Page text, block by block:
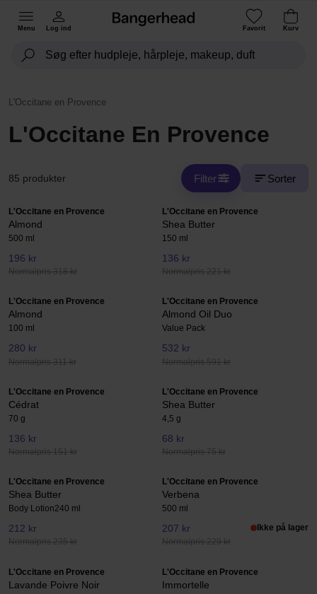
Menu Log ind Favorit Kurv
L'Occitane en Provence
L'Occitane En Provence
85 produkter Filter Sorter
L'Occitane en Provence
Almond
500 ml
196 kr
Normalpris 318 kr
L'Occitane en Provence
Shea Butter
150 ml
136 kr
Normalpris 221 kr
L'Occitane en Provence
Almond
100 ml
280 kr
Normalpris 311 kr
L'Occitane en Provence
Almond Oil Duo
Value Pack
532 kr
Normalpris 591 kr
L'Occitane en Provence
Cédrat
70 g
136 kr
Normalpris 151 kr
L'Occitane en Provence
Shea Butter
4,5 g
68 kr
Normalpris 75 kr
L'Occitane en Provence
Shea Butter
Body Lotion240 ml
212 kr
Normalpris 235 kr
L'Occitane en Provence
Verbena
500 ml
207 kr
Normalpris 229 kr
Ikke på lager
L'Occitane en Provence
Lavande Poivre Noir
L'Occitane en Provence
Immortelle